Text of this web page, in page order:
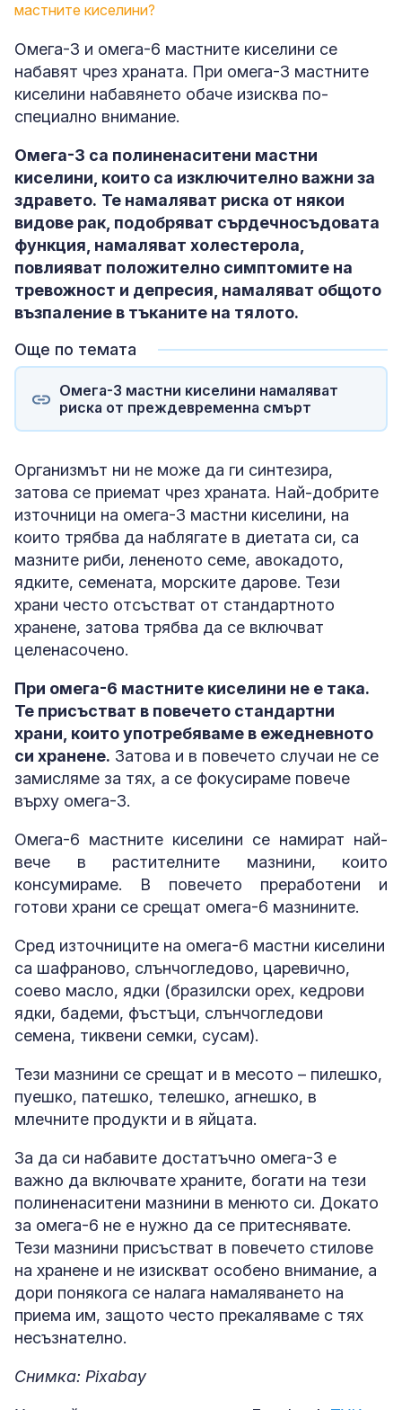
мастните киселини?
Омега-3 и омега-6 мастните киселини се
набавят чрез храната. При омега-3 мастните
киселини набавянето обаче изисква по-
специално внимание.
Омега-3 са полиненаситени мастни
киселини, които са изключително важни за
здравето. Те намаляват риска от някои
видове рак, подобряват сърдечносъдовата
функция, намаляват холестерола,
повлияват положително симптомите на
тревожност и депресия, намаляват общото
възпаление в тъканите на тялото.
Още по темата
Омега-3 мастни киселини намаляват
риска от преждевременна смърт
Организмът ни не може да ги синтезира,
затова се приемат чрез храната. Най-добрите
източници на омега-3 мастни киселини, на
които трябва да наблягате в диетата си, са
мазните риби, лененото семе, авокадото,
ядките, семената, морските дарове. Тези
храни често отсъстват от стандартното
хранене, затова трябва да се включват
целенасочено.
При омега-6 мастните киселини не е така.
Те присъстват в повечето стандартни
храни, които употребяваме в ежедневното
си хранене. Затова и в повечето случаи не се
замисляме за тях, а се фокусираме повече
върху омега-3.
Омега-6 мастните киселини се намират най-
вече в растителните мазнини, които
консумираме. В повечето преработени и
готови храни се срещат омега-6 мазнините.
Сред източниците на омега-6 мастни киселини
са шафраново, слънчогледово, царевично,
соево масло, ядки (бразилски орех, кедрови
ядки, бадеми, фъстъци, слънчогледови
семена, тиквени семки, сусам).
Тези мазнини се срещат и в месото – пилешко,
пуешко, патешко, телешко, агнешко, в
млечните продукти и в яйцата.
За да си набавите достатъчно омега-3 е
важно да включвате храните, богати на тези
полиненаситени мазнини в менюто си. Докато
за омега-6 не е нужно да се притеснявате.
Тези мазнини присъстват в повечето стилове
на хранене и не изискват особено внимание, а
дори понякога се налага намаляването на
приема им, защото често прекаляваме с тях
несъзнателно.
Снимка: Pixabay